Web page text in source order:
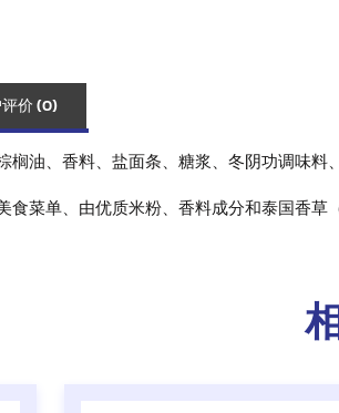
价 (0)
油、香料、盐面条、糖浆、冬阴功调味料
食菜单、由优质米粉、香料成分和泰国香